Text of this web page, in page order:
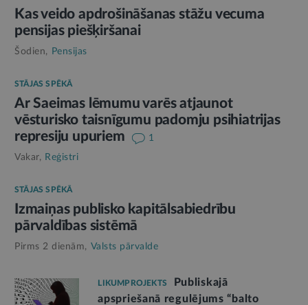
Kas veido apdrošināšanas stāžu vecuma
pensijas piešķiršanai
Šodien, Pensijas
STĀJAS SPĒKĀ
Ar Saeimas lēmumu varēs atjaunot
vēsturisko taisnīgumu padomju psihiatrijas
represiju upuriem
1
Vakar, Reģistri
STĀJAS SPĒKĀ
Izmaiņas publisko kapitālsabiedrību
pārvaldības sistēmā
Pirms 2 dienām, Valsts pārvalde
LIKUMPROJEKTS
Publiskajā
apspriešanā regulējums “balto